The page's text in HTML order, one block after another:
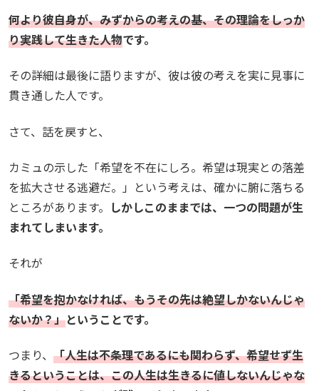
何より彼自身が、みずからの考えの基、その理論をしっか
り実践して生きた人物です。
その詳細は最後に語りますが、彼は彼の考えを実に見事に
貫き通した人です。
さて、話を戻すと、
カミュの示した「希望を不在にしろ。希望は現実との落差
を拡大させる逃避だ。」という考えは、確かに腑に落ちる
ところがあります。 しかしこのままでは、一つの問題が生
まれてしまいます。
それが
「希望を抱かなければ、もうその先は絶望しかないんじゃ
ないか？」ということです。
つまり、 「人生は不条理であるにも関わらず、希望せず生
きるということは、この人生は生きるに値しないんじゃな